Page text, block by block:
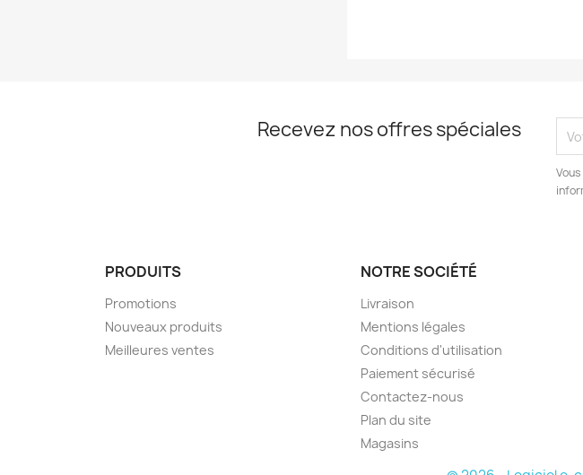
Recevez nos offres spéciales
PRODUITS
Promotions
Nouveaux produits
Meilleures ventes
NOTRE SOCIÉTÉ
Livraison
Mentions légales
Conditions d'utilisation
Paiement sécurisé
Contactez-nous
Plan du site
Magasins